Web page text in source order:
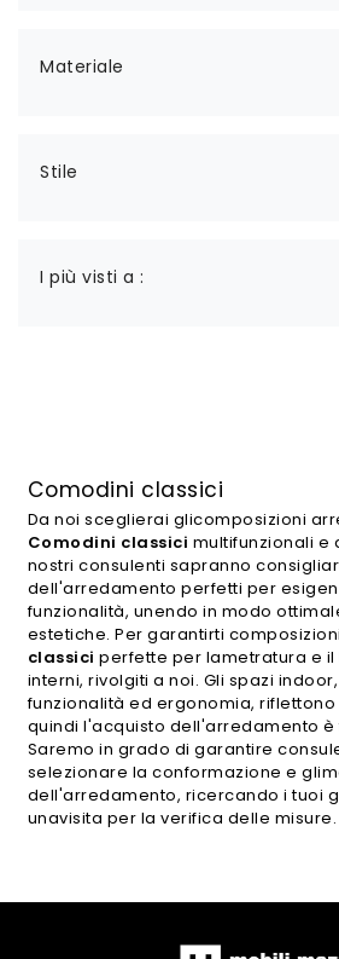
Materiale
Stile
I più visti a :
Comodini classici
Da noi sceglierai glicomposizioni
Comodini classici multifunzionali e
nostri consulenti sapranno
dell'arredamento perfetti per
funzionalità, unendo in modo
estetiche. Per garantirti
classici perfette per lametratura e
interni, rivolgiti a noi. Gli spazi
funzionalità ed ergonomia, riflettono
quindi l'acquisto dell'arredamento
Saremo in grado di garantire
selezionare la conformazione e
dell'arredamento, ricercando i tuoi
unavisita per la verifica delle misure.